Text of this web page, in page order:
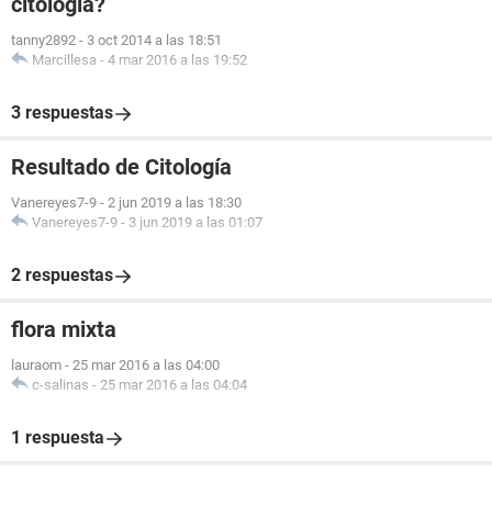
tanny2892 - 3 oct 2014 a las 18:51
Marcillesa - 4 mar 2016 a las 19:52
3 respuestas
Resultado de Citología
Vanereyes7-9 - 2 jun 2019 a las 18:30
Vanereyes7-9 - 3 jun 2019 a las 01:07
2 respuestas
flora mixta
lauraom - 25 mar 2016 a las 04:00
c-salinas - 25 mar 2016 a las 04:04
1 respuesta